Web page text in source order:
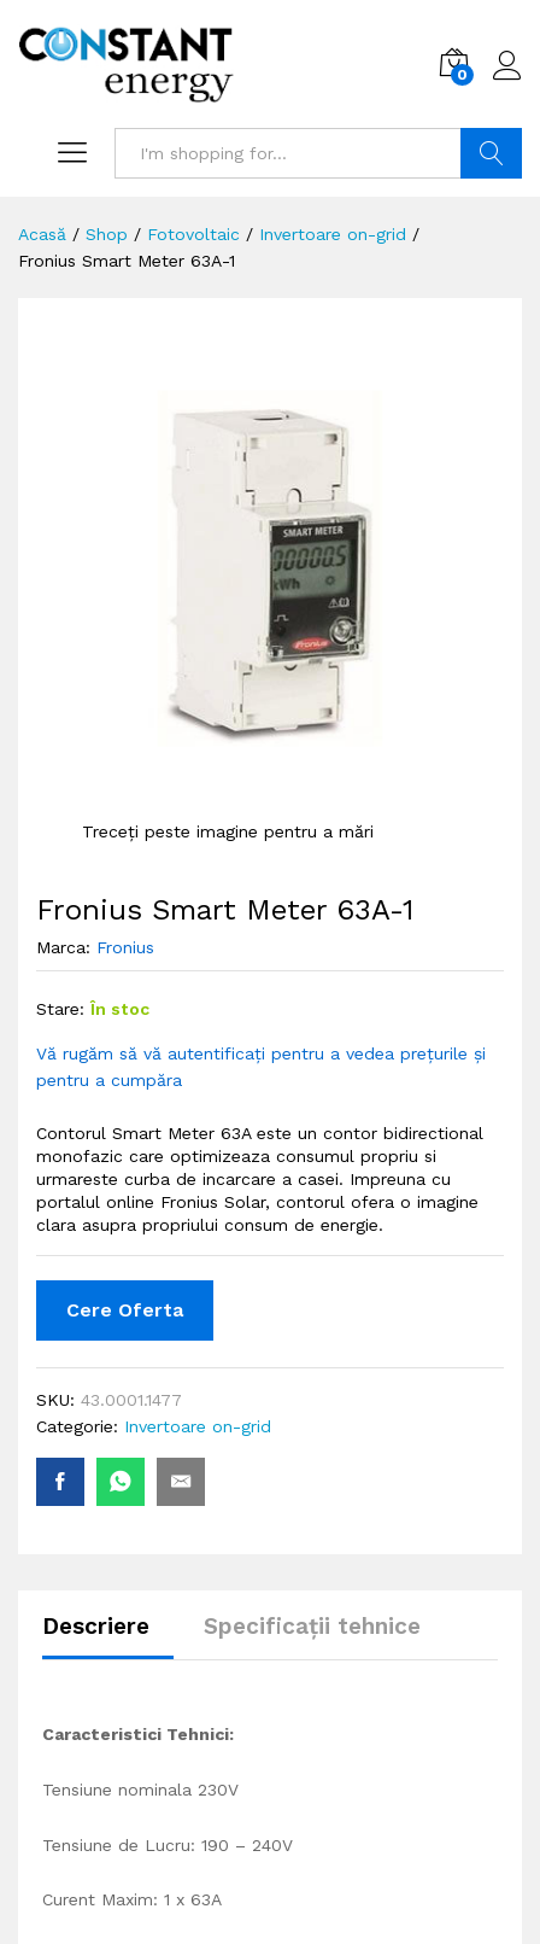
0
Acasă / Shop / Fotovoltaic / Invertoare on-grid /
Fronius Smart Meter 63A-1
Treceți peste imagine pentru a mări
Fronius Smart Meter 63A-1
Marca: Fronius
Stare: În stoc
Vă rugăm să vă autentificați pentru a vedea prețurile și
pentru a cumpăra
Contorul Smart Meter 63A este un contor bidirectional
monofazic care optimizeaza consumul propriu si
urmareste curba de incarcare a casei. Impreuna cu
portalul online Fronius Solar, contorul ofera o imagine
clara asupra propriului consum de energie.
Cere Oferta
SKU: 43.0001.1477
Categorie: Invertoare on-grid
Descriere Specificații tehnice
Caracteristici Tehnici:
Tensiune nominala 230V
Tensiune de Lucru: 190 – 240V
Curent Maxim: 1 x 63A